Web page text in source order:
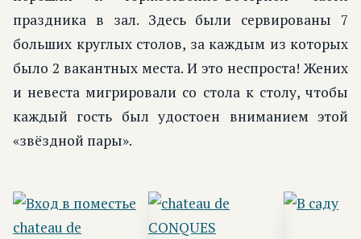
праздника в зал. Здесь были сервированы 7
больших круглых столов, за каждым из которых
было 2 вакантных места. И это неспроста! Жених
и невеста мигрировали со стола к столу, чтобы
каждый гость был удостоен вниманием этой
«звёздной пары».